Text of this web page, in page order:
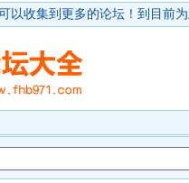
以收集到更多的论坛！ 到目前